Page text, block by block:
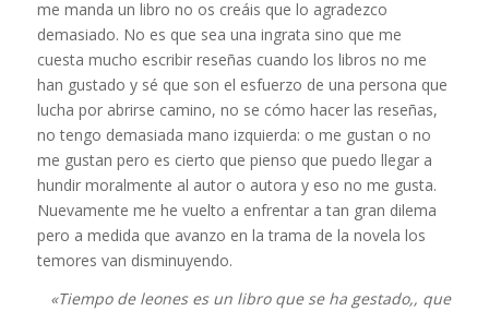
me manda un libro no os creáis que lo agradezco
demasiado. No es que sea una ingrata sino que me
cuesta mucho escribir reseñas cuando los libros no me
han gustado y sé que son el esfuerzo de una persona que
lucha por abrirse camino, no se cómo hacer las reseñas,
no tengo demasiada mano izquierda: o me gustan o no
me gustan pero es cierto que pienso que puedo llegar a
hundir moralmente al autor o autora y eso no me gusta.
Nuevamente me he vuelto a enfrentar a tan gran dilema
pero a medida que avanzo en la trama de la novela los
temores van disminuyendo.
«Tiempo de leones es un libro que se ha gestado,, que